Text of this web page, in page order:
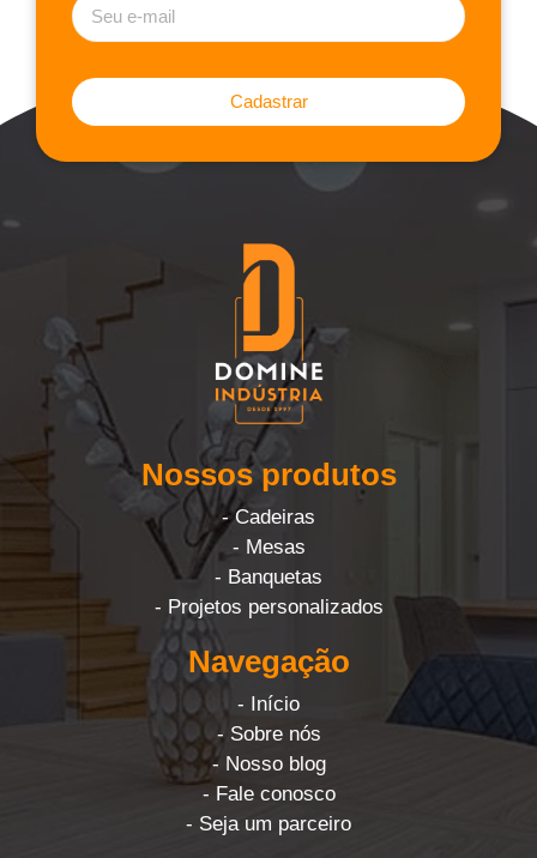
Cadastrar
Nossos produtos
- Cadeiras
- Mesas
- Banquetas
- Projetos personalizados
Navegação
- Início
- Sobre nós
- Nosso blog
- Fale conosco
- Seja um parceiro